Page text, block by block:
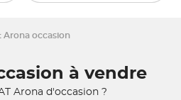
Arona occasion
à vendre
Arona d'occasion ?